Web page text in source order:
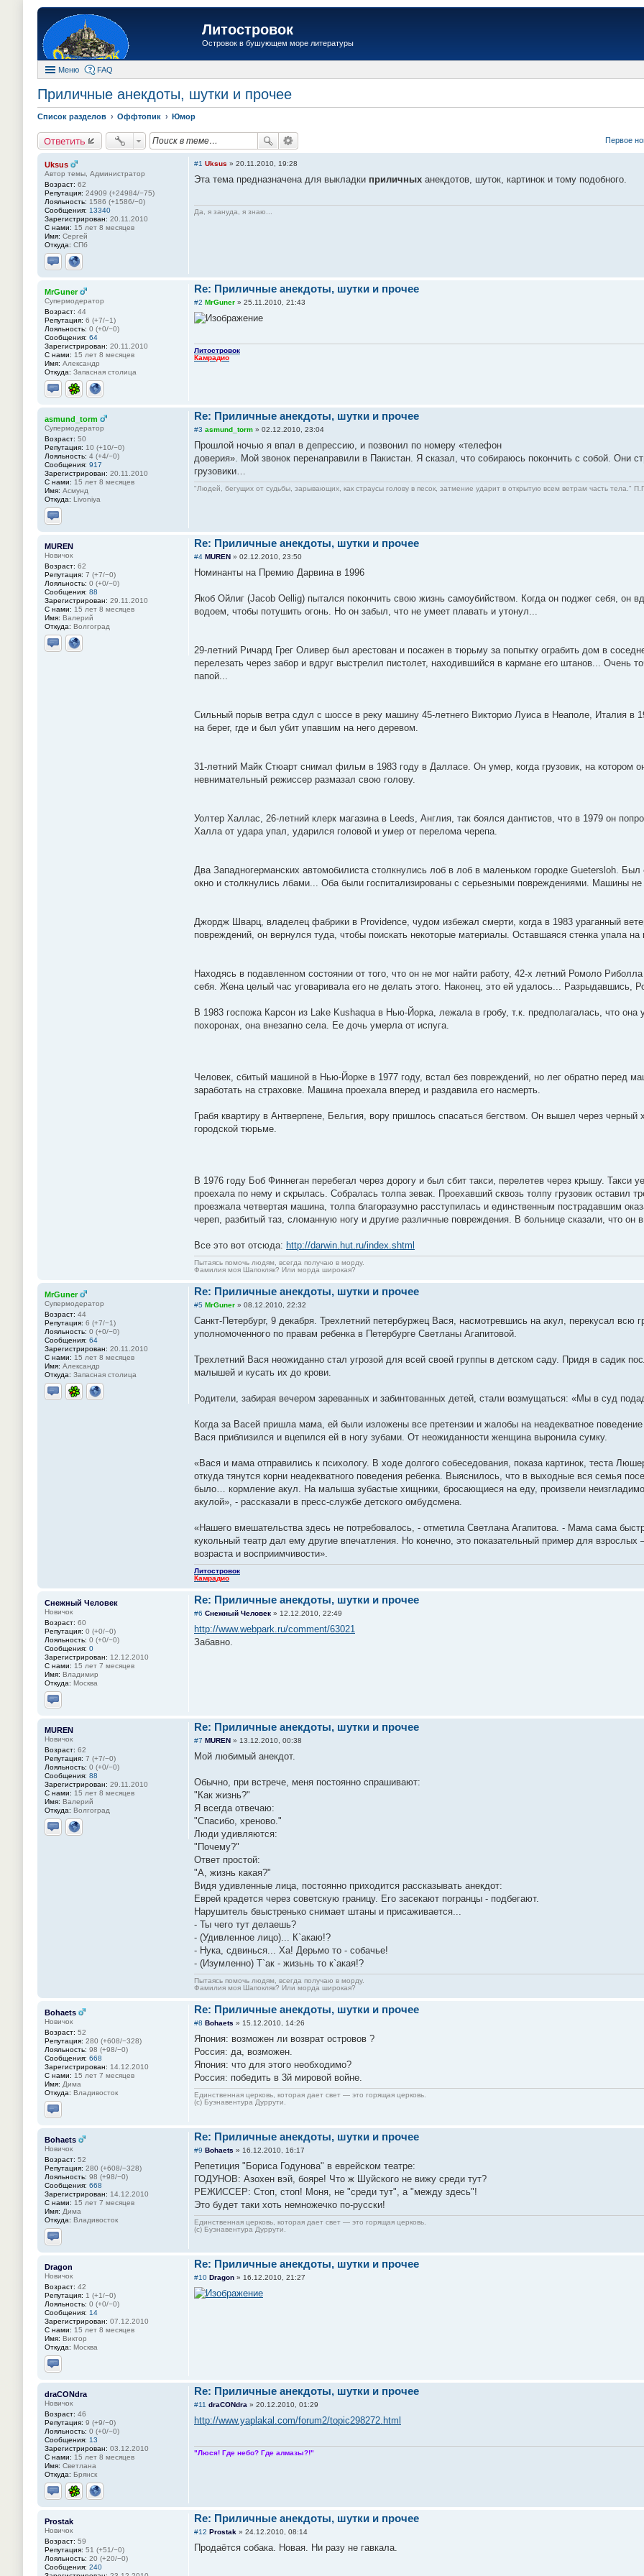
Литостровок
Островок в бушующем море литературы
Меню FAQ
Приличные анекдоты, шутки и прочее
Список разделов Оффтопик Юмор
Ответить Первое
Uksus
Автор темы, Администратор
Возраст: 62
Репутация: 24909 (+24984/−75)
Лояльность: 1586 (+1586/−0)
Сообщения: 13340
Зарегистрирован: 20.11.2010
С нами: 15 лет 8 месяцев
Имя: Сергей
Откуда: СПб
Отправить личное сообщение
Сайт
#1 Uksus » 20.11.2010, 19:28
Эта тема предназначена для выкладки приличных анекдотов, шуток, картинок и тому подобного.
Да, я зануда, я знаю...
MrGuner
Супермодератор
Возраст: 44
Репутация: 6 (+7/−1)
Лояльность: 0 (+0/−0)
Сообщения: 64
Зарегистрирован: 20.11.2010
С нами: 15 лет 8 месяцев
Имя: Александр
Откуда: Запасная столица
Отправить личное сообщение
ICQ Сайт
Re: Приличные анекдоты, шутки и прочее
#2 MrGuner » 25.11.2010, 21:43
Литостровок
Камрадио
asmund_torm
Супермодератор
Возраст: 50
Репутация: 10 (+10/−0)
Лояльность: 4 (+4/−0)
Сообщения: 917
Зарегистрирован: 20.11.2010
С нами: 15 лет 8 месяцев
Имя: Асмунд
Откуда: Livoniya
Отправить личное сообщение
Re: Приличные анекдоты, шутки и прочее
#3 asmund_torm » 02.12.2010, 23:04
Прошлой ночью я впал в депрессию, и позвонил по номеру «телефон
доверия». Мой звонок перенаправили в Пакистан. Я сказал, что собираюсь покончить с собой. Они
грузовики…
"Людей, бегущих от судьбы, зарывающих, как страусы голову в песок, затмение ударит в открытую всем ветрам часть тела."
MUREN
Новичок
Возраст: 62
Репутация: 7 (+7/−0)
Лояльность: 0 (+0/−0)
Сообщения: 88
Зарегистрирован: 29.11.2010
С нами: 15 лет 8 месяцев
Имя: Валерий
Откуда: Волгоград
Отправить личное сообщение
Сайт
Re: Приличные анекдоты, шутки и прочее
#4 MUREN » 02.12.2010, 23:50
Номинанты на Премию Дарвина в 1996
Якоб Ойлиг (Jacob Oellig) пытался покончить свою жизнь самоубийством. Когда он поджег себя, он
водоем, чтобы потушить огонь. Но он забыл, что не умеет плавать и утонул...
29-летний Ричард Грег Оливер был арестован и посажен в тюрьму за попытку ограбить дом в
перелезать через забор и вдруг выстрелил пистолет, находившийся в кармане его штанов... Очень
папой...
Сильный порыв ветра сдул с шоссе в реку машину 45-летнего Викторио Луиса в Неаполе, Италия в
на берег, где и был убит упавшим на него деревом.
31-летний Майк Стюарт снимал фильм в 1983 году в Далласе. Он умер, когда грузовик, на котором
невнимательный режиссер размазал свою голову.
Уолтер Халлас, 26-летний клерк магазина в Leeds, Англия, так боялся дантистов, что в 1979 он
Халла от удара упал, ударился головой и умер от перелома черепа.
Два Западногерманских автомобилиста столкнулись лоб в лоб в маленьком городке Guetersloh.
окно и столкнулись лбами... Оба были госпитализированы с серьезными повреждениями. Машины не
Джордж Шварц, владелец фабрики в Providence, чудом избежал смерти, когда в 1983 ураганный
повреждений, он вернулся туда, чтобы поискать некоторые материалы. Оставшаяся стенка упала на
Находясь в подавленном состоянии от того, что он не мог найти работу, 42-х летний Ромоло
себя. Жена целый час уговаривала его не делать этого. Наконец, это ей удалось...
В 1983 госпожа Карсон из Lake Kushaqua в Нью-Йорка, лежала в гробу, т.к. предполагалась, что
похоронах, она внезапно села. Ее дочь умерла от испуга.
Человек, сбитый машиной в Нью-Йорке в 1977 году, встал без повреждений, но лег обратно перед
заработать на страховке. Машина проехала вперед и раздавила его насмерть.
Грабя квартиру в Антверпене, Бельгия, вору пришлось спасаться бегством. Он вышел через
городской тюрьме.
В 1976 году Боб Финнеган перебегал через дорогу и был сбит такси, перелетев через крышу.
проехала по нему и скрылась. Собралась толпа зевак. Проехавший сквозь толпу грузовик оставил
проезжала четвертая машина, толпа благоразумно расступилась и единственным пострадавшим
череп, разбитый таз, сломанную ногу и другие различные повреждения. В больнице сказали, что он
Все это вот отсюда: http://darwin.hut.ru/index.shtml
Пытаясь помочь людям, всегда получаю в морду.
Фамилия моя Шапокляк? Или морда широкая?
MrGuner
Супермодератор
Возраст: 44
Репутация: 6 (+7/−1)
Лояльность: 0 (+0/−0)
Сообщения: 64
Зарегистрирован: 20.11.2010
С нами: 15 лет 8 месяцев
Имя: Александр
Откуда: Запасная столица
Отправить личное сообщение
ICQ Сайт
Re: Приличные анекдоты, шутки и прочее
#5 MrGuner » 08.12.2010, 22:32
Санкт-Петербург, 9 декабря. Трехлетний петербуржец Вася, насмотревшись на акул, перекусал
уполномоченного по правам ребенка в Петербурге Светланы Агапитовой.
Трехлетний Вася неожиданно стал угрозой для всей своей группы в детском саду. Придя в садик
малышей и кусать их до крови.
Родители, забирая вечером зареванных и забинтованных детей, стали возмущаться: «Мы в суд
Когда за Васей пришла мама, ей были изложены все претензии и жалобы на неадекватное
Вася приблизился и вцепился ей в ногу зубами. От неожиданности женщина выронила сумку.
«Вася и мама отправились к психологу. В ходе долгого собеседования, показа картинок, теста
откуда тянутся корни неадекватного поведения ребенка. Выяснилось, что в выходные вся семья
было… кормление акул. На малыша зубастые хищники, бросающиеся на еду, произвели
акулой», - рассказали в пресс-службе детского омбудсмена.
«Нашего вмешательства здесь не потребовалось, - отметила Светлана Агапитова. - Мама сама
кукольный театр дал ему другие впечатления. Но конечно, это показательный пример для взрослых
возраста и восприимчивости».
Литостровок
Камрадио
Снежный Человек
Новичок
Возраст: 60
Репутация: 0 (+0/−0)
Лояльность: 0 (+0/−0)
Сообщения: 0
Зарегистрирован: 12.12.2010
С нами: 15 лет 7 месяцев
Имя: Владимир
Откуда: Москва
Отправить личное сообщение
Re: Приличные анекдоты, шутки и прочее
#6 Снежный Человек » 12.12.2010, 22:49
http://www.webpark.ru/comment/63021
Забавно.
MUREN
Новичок
Возраст: 62
Репутация: 7 (+7/−0)
Лояльность: 0 (+0/−0)
Сообщения: 88
Зарегистрирован: 29.11.2010
С нами: 15 лет 8 месяцев
Имя: Валерий
Откуда: Волгоград
Отправить личное сообщение
Сайт
Re: Приличные анекдоты, шутки и прочее
#7 MUREN » 13.12.2010, 00:38
Мой любимый анекдот.
Обычно, при встрече, меня постоянно спрашивают:
"Как жизнь?"
Я всегда отвечаю:
"Спасибо, хреново."
Люди удивляются:
"Почему?"
Ответ простой:
"А, жизнь какая?"
Видя удивленные лица, постоянно приходится рассказывать анекдот:
Еврей крадется через советскую границу. Его засекают погранцы - подбегают.
Нарушитель бвыстренько снимает штаны и присаживается...
- Ты чего тут делаешь?
- (Удивленное лицо)... К`акаю!?
- Нука, сдвинься... Ха! Дерьмо то - собачье!
- (Изумленно) Т`ак - жизьнь то к`акая!?
Пытаясь помочь людям, всегда получаю в морду.
Фамилия моя Шапокляк? Или морда широкая?
Bohaets
Новичок
Возраст: 52
Репутация: 280 (+608/−328)
Лояльность: 98 (+98/−0)
Сообщения: 668
Зарегистрирован: 14.12.2010
С нами: 15 лет 7 месяцев
Имя: Дима
Откуда: Владивосток
Отправить личное сообщение
Re: Приличные анекдоты, шутки и прочее
#8 Bohaets » 15.12.2010, 14:26
Япония: возможен ли возврат островов ?
Россия: да, возможен.
Япония: что для этого необходимо?
Россия: победить в 3й мировой войне.
Единственная церковь, которая дает свет — это горящая церковь.
(с) Буэнавентура Дуррути.
Bohaets
Новичок
Возраст: 52
Репутация: 280 (+608/−328)
Лояльность: 98 (+98/−0)
Сообщения: 668
Зарегистрирован: 14.12.2010
С нами: 15 лет 7 месяцев
Имя: Дима
Откуда: Владивосток
Отправить личное сообщение
Re: Приличные анекдоты, шутки и прочее
#9 Bohaets » 16.12.2010, 16:17
Репетиция "Бориса Годунова" в еврейском театре:
ГОДУНОВ: Азохен вэй, бояре! Что ж Шуйского не вижу среди тут?
РЕЖИССЕР: Стоп, стоп! Моня, не "среди тут", а "между здесь"!
Это будет таки хоть немножечко по-русски!
Единственная церковь, которая дает свет — это горящая церковь.
(с) Буэнавентура Дуррути.
Dragon
Новичок
Возраст: 42
Репутация: 1 (+1/−0)
Лояльность: 0 (+0/−0)
Сообщения: 14
Зарегистрирован: 07.12.2010
С нами: 15 лет 8 месяцев
Имя: Виктор
Откуда: Москва
Отправить личное сообщение
Re: Приличные анекдоты, шутки и прочее
#10 Dragon » 16.12.2010, 21:27
draCONdra
Новичок
Возраст: 46
Репутация: 9 (+9/−0)
Лояльность: 0 (+0/−0)
Сообщения: 13
Зарегистрирован: 03.12.2010
С нами: 15 лет 8 месяцев
Имя: Светлана
Откуда: Брянск
Отправить личное сообщение
ICQ Сайт
Re: Приличные анекдоты, шутки и прочее
#11 draCONdra » 20.12.2010, 01:29
http://www.yaplakal.com/forum2/topic298272.html
"Люся! Где небо? Где алмазы?!"
Prostak
Новичок
Возраст: 59
Репутация: 51 (+51/−0)
Лояльность: 20 (+20/−0)
Сообщения: 240
Re: Приличные анекдоты, шутки и прочее
#12 Prostak » 24.12.2010, 08:14
Продаётся собака. Новая. Ни разу не гавкала.